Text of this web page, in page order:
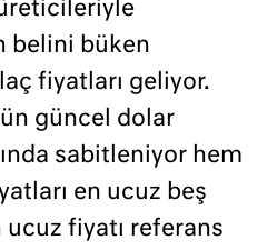
belini büken
fiyatları geliyor.
güncel dolar
sabitleniyor hem
en ucuz beş
fiyatı referans